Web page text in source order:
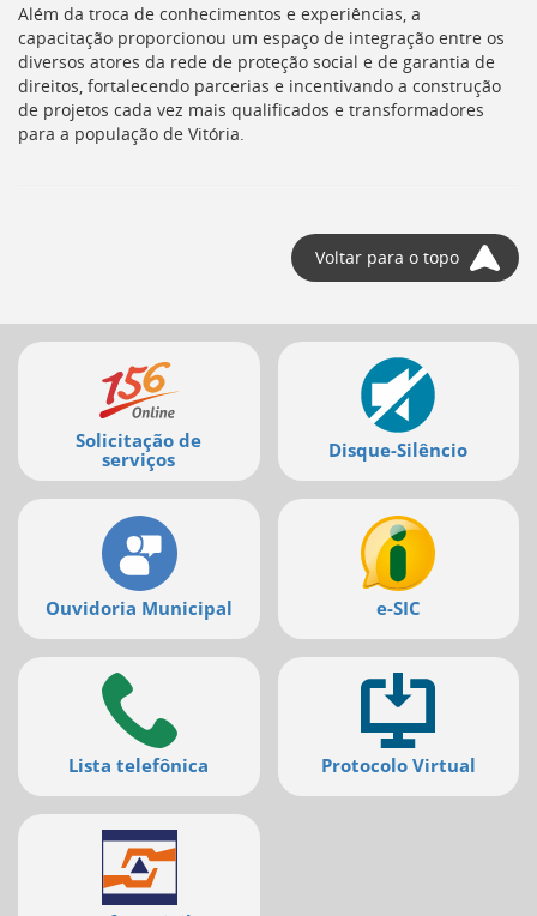
Além da troca de conhecimentos e experiências, a
capacitação proporcionou um espaço de integração entre os
diversos atores da rede de proteção social e de garantia de
direitos, fortalecendo parcerias e incentivando a construção
de projetos cada vez mais qualificados e transformadores
para a população de Vitória.
Voltar para o topo
Mais
serviços
Solicitação de
serviços
Disque-Silêncio
Ouvidoria Municipal e-SIC
Lista telefônica Protocolo Virtual